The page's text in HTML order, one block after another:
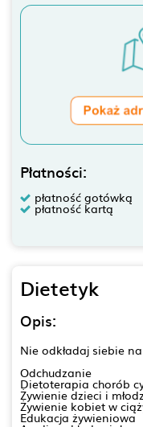
Płatności:
płatność gotówką
płatność kartą
Dietetyk
Opis:
Nie odkładaj siebie
Odchudzanie
Dietoterapia chorób
Żywienie dzieci i
Żywienie kobiet w
Edukacja żywieniowa